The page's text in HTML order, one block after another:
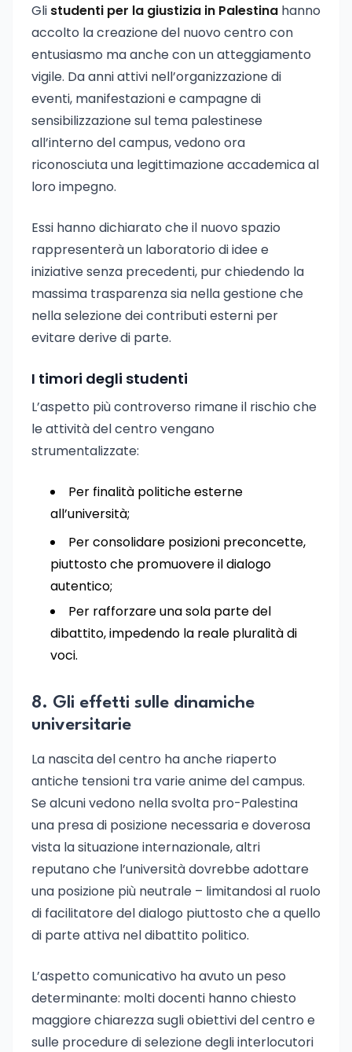
Gli studenti per la giustizia in Palestina hanno
accolto la creazione del nuovo centro con
entusiasmo ma anche con un atteggiamento
vigile. Da anni attivi nell’organizzazione di
eventi, manifestazioni e campagne di
sensibilizzazione sul tema palestinese
all’interno del campus, vedono ora
riconosciuta una legittimazione accademica al
loro impegno.
Essi hanno dichiarato che il nuovo spazio
rappresenterà un laboratorio di idee e
iniziative senza precedenti, pur chiedendo la
massima trasparenza sia nella gestione che
nella selezione dei contributi esterni per
evitare derive di parte.
I timori degli studenti
L’aspetto più controverso rimane il rischio che
le attività del centro vengano
strumentalizzate:
Per finalità politiche esterne
all’università;
Per consolidare posizioni preconcette,
piuttosto che promuovere il dialogo
autentico;
Per rafforzare una sola parte del
dibattito, impedendo la reale pluralità di
voci.
8. Gli effetti sulle dinamiche
universitarie
La nascita del centro ha anche riaperto
antiche tensioni tra varie anime del campus.
Se alcuni vedono nella svolta pro-Palestina
una presa di posizione necessaria e doverosa
vista la situazione internazionale, altri
reputano che l’università dovrebbe adottare
una posizione più neutrale – limitandosi al ruolo
di facilitatore del dialogo piuttosto che a quello
di parte attiva nel dibattito politico.
L’aspetto comunicativo ha avuto un peso
determinante: molti docenti hanno chiesto
maggiore chiarezza sugli obiettivi del centro e
sulle procedure di selezione degli interlocutori